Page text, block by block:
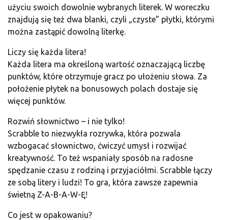
użyciu swoich dowolnie wybranych literek. W woreczku
znajdują się też dwa blanki, czyli „czyste” płytki, którymi
można zastąpić dowolną literkę.
Liczy się każda litera!
Każda litera ma określoną wartość oznaczającą liczbę
punktów, które otrzymuje gracz po ułożeniu słowa. Za
położenie płytek na bonusowych polach dostaje się
więcej punktów.
Rozwiń słownictwo – i nie tylko!
Scrabble to niezwykła rozrywka, która pozwala
wzbogacać słownictwo, ćwiczyć umysł i rozwijać
kreatywność. To też wspaniały sposób na radosne
spędzanie czasu z rodziną i przyjaciółmi. Scrabble łączy
ze sobą litery i ludzi! To gra, która zawsze zapewnia
świetną Z-A-B-A-W-Ę!
Co jest w opakowaniu?